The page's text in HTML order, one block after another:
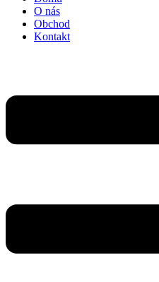
O nás
Obchod
Kontakt